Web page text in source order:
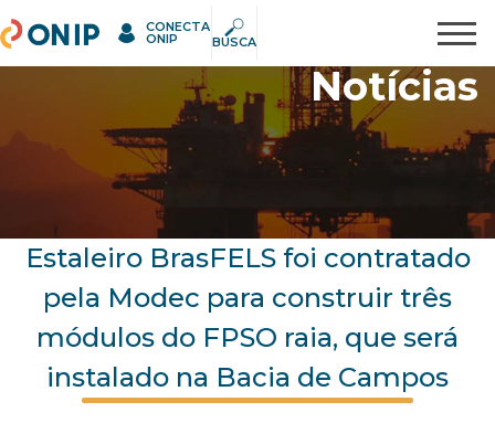
Pesquisar
ONIP CONECTA
ONIP BUSCA
Notícias
Estaleiro BrasFELS foi contratado
pela Modec para construir três
módulos do FPSO raia, que será
instalado na Bacia de Campos